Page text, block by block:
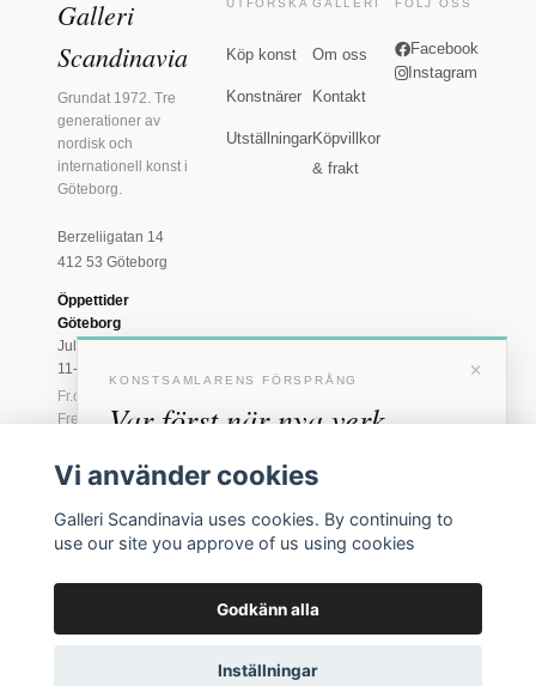
Galleri
Scandinavia
Grundat 1972. Tre
generationer av
nordisk och
internationell konst i
Göteborg.
Berzeliigatan 14
412 53 Göteborg
Öppettider
Göteborg
Juli: Tis 11-18 · Lör
11-16
Fr.o.m. augusti: Tis-
Fre 11-18 · Lör 11-
Marstrand
2026
Tis-Fre 11-18 ·
UTFORSKA
Köp konst
Konstnärer
Utställningar
GALLERI
Om oss
Kontakt
Köpvillkor
& frakt
FÖLJ OSS
Facebook
Instagram
×
KONSTSAMLARENS FÖRSPRÅNG
Var först när nya verk
anländer
inbjudningar till vernissage, innan vi annonserar
offentligt.
Inga erbjudanden. Bara konst som faktiskt säljs.
Vi använder cookies
Galleri Scandinavia uses cookies. By continuing to
use our site you approve of us using cookies
Godkänn alla
Inställningar